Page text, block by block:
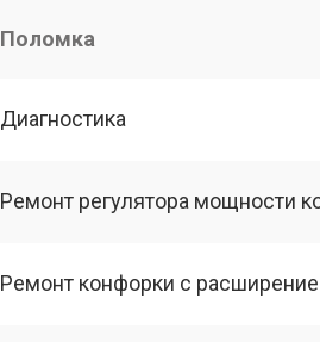
Поломка
Диагностика
Ремонт регулятора мощности
Ремонт конфорки с